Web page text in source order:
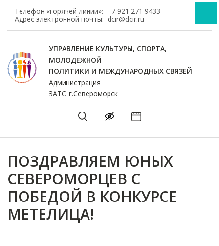
Телефон «горячей линии»: +7 921 271 9433
Адрес электронной почты: dcir@dcir.ru
УПРАВЛЕНИЕ КУЛЬТУРЫ, СПОРТА,
МОЛОДЕЖНОЙ
ПОЛИТИКИ И МЕЖДУНАРОДНЫХ СВЯЗЕЙ
Администрация
ЗАТО г.Североморск
ПОЗДРАВЛЯЕМ ЮНЫХ
СЕВЕРОМОРЦЕВ С
ПОБЕДОЙ В КОНКУРСЕ
МЕТЕЛИЦА!